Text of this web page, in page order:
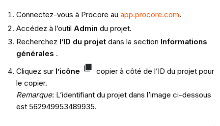
Connectez-vous à Procore au app.procore.com.
Accédez à l’outil Admin du projet.
Recherchez l’ID du projet dans la section Informations
générales .
Cliquez surl’icône
copier à côté de l’ID du projet pour
le copier.
Remarque: L’identifiant du projet dans l’image ci-dessous
est 562949953489935.